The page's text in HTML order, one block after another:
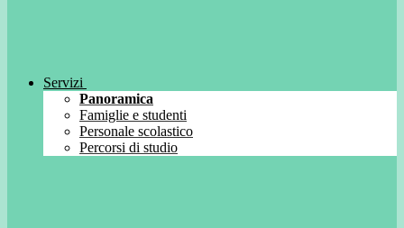
Servizi
Panoramica
Famiglie e studenti
Personale scolastico
Percorsi di studio